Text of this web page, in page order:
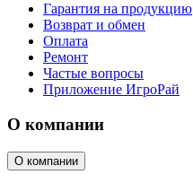
Гарантия на продукцию
Возврат и обмен
Оплата
Ремонт
Частые вопросы
Приложение ИгроРай
О компании
О компании